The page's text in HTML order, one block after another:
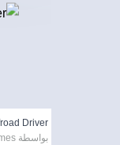
Driver
بواسطة Fuego! Games